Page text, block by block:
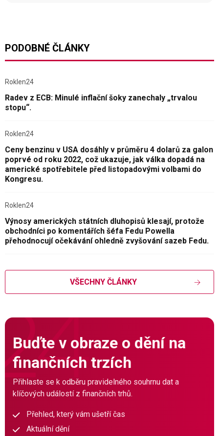
PODOBNÉ ČLÁNKY
Roklen24
Radev z ECB: Minulé inflační šoky zanechaly „trvalou
stopu“.
Roklen24
Ceny benzinu v USA dosáhly v průměru 4 dolarů za galon
poprvé od roku 2022, což ukazuje, jak válka dopadá na
americké spotřebitele před listopadovými volbami do
Kongresu.
Roklen24
Výnosy amerických státních dluhopisů klesají, protože
obchodníci po komentářích šéfa Fedu Powella
přehodnocují očekávání ohledně zvyšování sazeb Fedu.
VŠECHNY ČLÁNKY
Buďte v obraze o dění na
finančních trzích
Přihlaste se k odběru pravidelného souhrnu dat a
klíčových událostí z finančních trhů.
Přehled, který vám ušetří čas
Aktuální dění